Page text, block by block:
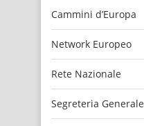
Cammini d’Europa
Network Europeo
Rete Nazionale
Segreteria Generale